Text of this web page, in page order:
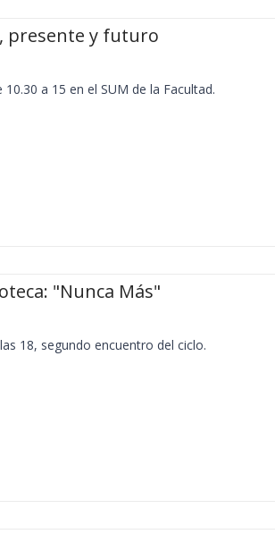
presente y futuro
a 15 en el SUM de la Facultad.
"Nunca Más"
18, segundo encuentro del ciclo.